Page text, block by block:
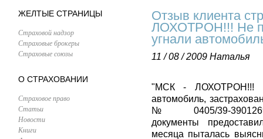
ЖЕЛТЫЕ СТРАНИЦЫ
Страховой надзор
Страховые брокеры
Страховые союзы
О СТРАХОВАНИИ
Страховое право
Статьи
Новости
Книги
Отзыв клиента
ЛОХОТРОН!!! Не
угнали
11 / 08 / 2009 Наталья
"МСК - ЛОХОТРОН!!!
автомобиль,
№ 0405/39-
документы
месяца пыталась